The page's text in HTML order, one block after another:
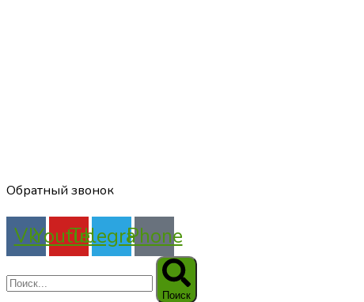
Обратный звонок
VkYoutubeTelegramPhone
Поиск